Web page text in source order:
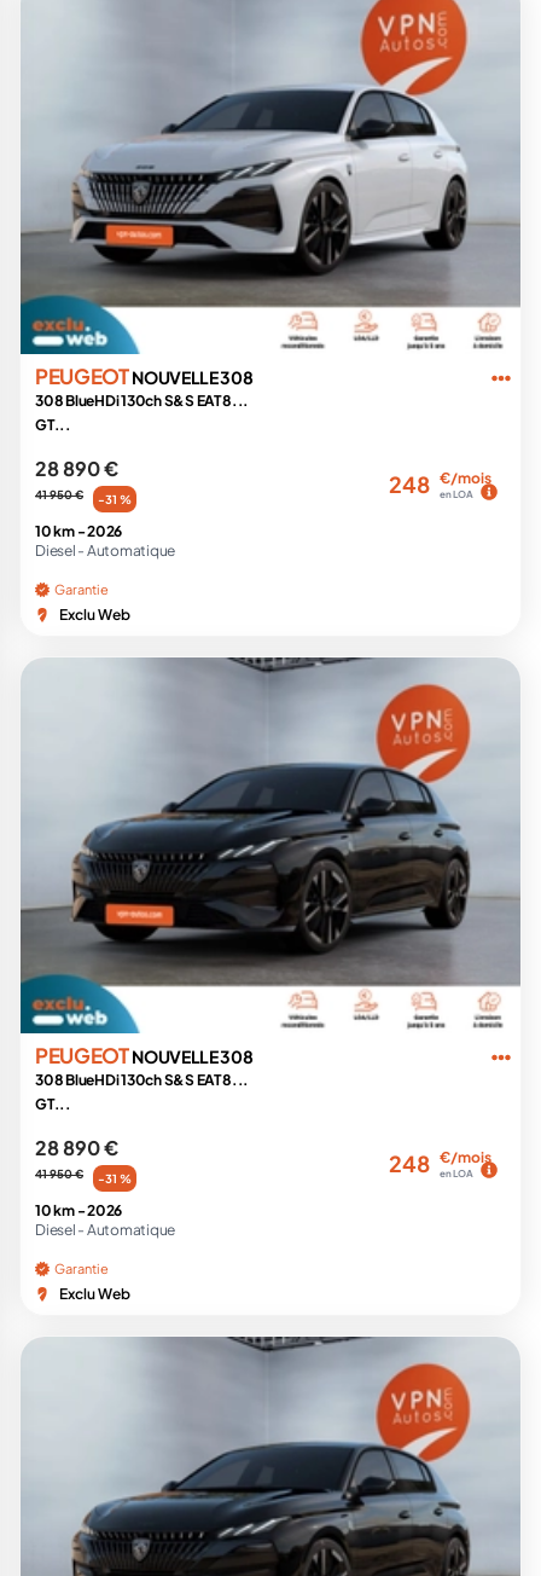
PEUGEOTNOUVELLE 308
308 BlueHDi 130ch S&S EAT8...
GT...
28 890 €
41 950 € -31 %
248 €/mois
en LOA
10 km -2026
Diesel - Automatique
Garantie
Exclu Web
PEUGEOTNOUVELLE 308
308 BlueHDi 130ch S&S EAT8...
GT...
28 890 €
41 950 € -31 %
248 €/mois
en LOA
10 km -2026
Diesel - Automatique
Garantie
Exclu Web